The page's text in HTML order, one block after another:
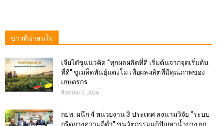
ข่าวที่น่าสนใจ
เจียไต๋ชูแนวคิด “ทุกผลผลิตที่ดี เริ่มต้นจากจุดเริ่มต้น
ที่ดี” ชูเมล็ดพันธุ์แตงโม เพื่อผลผลิตที่มีคุณภาพของ
เกษตรกร
สิงหาคม 5, 2026
กยท. ผนึก 4 หน่วยงาน 3 ประเทศ ลงนามวิจัย “ระบบ
กรีดยางความถี่ต่ำ” ชูนวัตกรรมแก้ปัญหาน้ำยาง ยก